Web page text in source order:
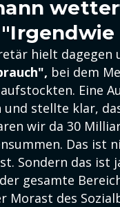
hielt dagegen
bei dem
Eine
stellte klar,
wir da 30
Das ist
Sondern das ist
gesamte
Morast des